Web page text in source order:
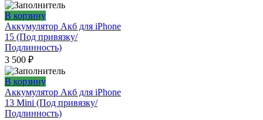
В корзину
Аккумулятор Акб для iPhone
15 (Под привязку/
Подлинность)
3 500 ₽
В корзину
Аккумулятор Акб для iPhone
13 Mini (Под привязку/
Подлинность)